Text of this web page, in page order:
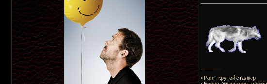
• Ранг: Крутой сталкер